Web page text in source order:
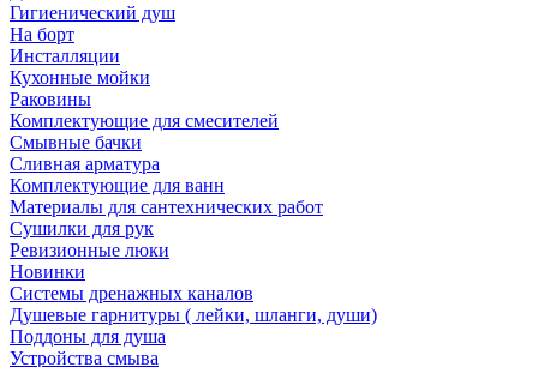
Гигиенический душ
На борт
Инсталляции
Кухонные мойки
Раковины
Комплектующие для смесителей
Смывные бачки
Сливная арматура
Комплектующие для ванн
Материалы для сантехнических работ
Сушилки для рук
Ревизионные люки
Новинки
Системы дренажных каналов
Душевые гарнитуры ( лейки, шланги, души)
Поддоны для душа
Устройства смыва